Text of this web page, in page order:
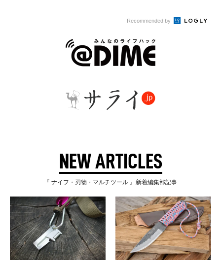
Recommended by
NEW ARTICLES
『 ナイフ・刃物・マルチツール 』新着編集部記事